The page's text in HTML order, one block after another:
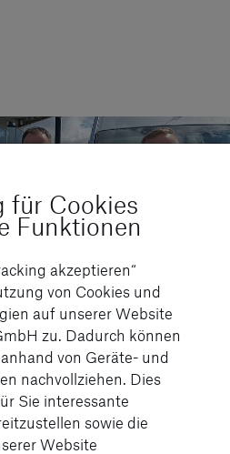
für Cookies
Funktionen
akzeptieren“
von Cookies und
auf unserer Website
zu. Dadurch können
von Geräte- und
nachvollziehen. Dies
Sie interessante
sowie die
Website